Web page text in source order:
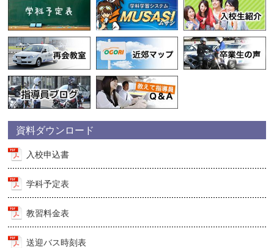
資料ダウンロード
入校申込書
学科予定表
教習料金表
送迎バス時刻表